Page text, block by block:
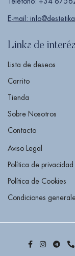
E-mail:
Links de interés
Lista de deseos
Carrito
Tienda
Sobre Nosotros
Contacto
Aviso Legal
Política de privacidad
Política de Cookies
Condiciones